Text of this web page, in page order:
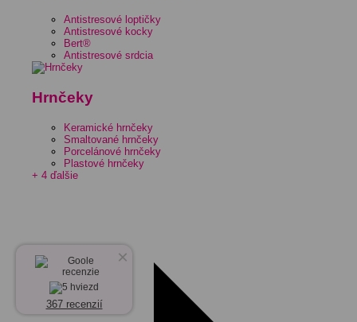
Antistresové loptičky
Antistresové kocky
Bert®
Antistresové srdcia
Hrnčeky
Keramické hrnčeky
Smaltované hrnčeky
Porcelánové hrnčeky
Plastové hrnčeky
+ 4 ďalšie
×
367 recenzií